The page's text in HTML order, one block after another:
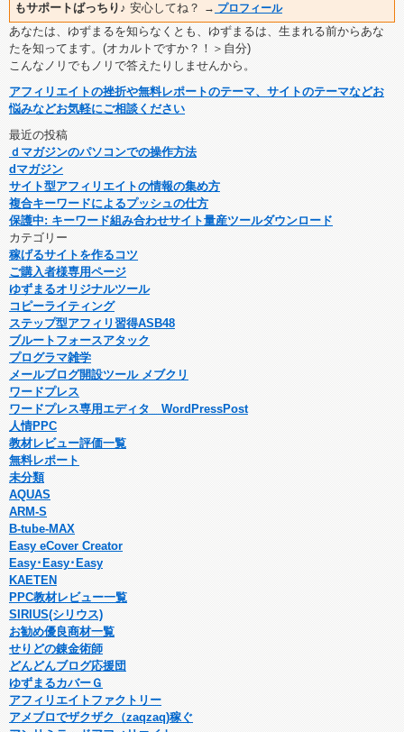
もサポートばっちり♪ 安心してね？ → プロフィール
あなたは、ゆずまるを知らなくとも、ゆずまるは、生まれる前からあな
たを知ってます。(オカルトですか？！＞自分)
こんなノリでもノリで答えたりしませんから。
アフィリエイトの挫折や無料レポートのテーマ、サイトのテーマなどお
悩みなどお気軽にご相談ください
最近の投稿
ｄマガジンのパソコンでの操作方法
dマガジン
サイト型アフィリエイトの情報の集め方
複合キーワードによるプッシュの仕方
保護中: キーワード組み合わせサイト量産ツールダウンロード
カテゴリー
稼げるサイトを作るコツ
ご購入者様専用ページ
ゆずまるオリジナルツール
コピーライティング
ステップ型アフィリ習得ASB48
ブルートフォースアタック
プログラマ雑学
メールブログ開設ツール メブクリ
ワードプレス
ワードプレス専用エディタ WordPressPost
人情PPC
教材レビュー評価一覧
無料レポート
未分類
AQUAS
ARM-S
B-tube-MAX
Easy eCover Creator
Easy･Easy･Easy
KAETEN
PPC教材レビュー一覧
SIRIUS(シリウス)
お勧め優良商材一覧
せりどの錬金術師
どんどんブログ応援団
ゆずまるカバーＧ
アフィリエイトファクトリー
アメブロでザクザク（zaqzaq)稼ぐ